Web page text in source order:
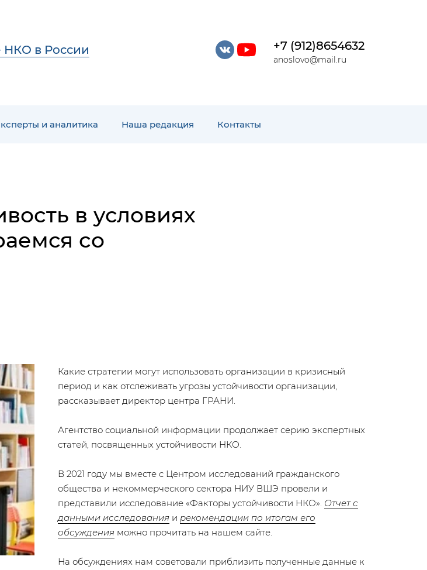
НКО в России +7 (912)8654632
anoslovo@mail.ru
и аналитика Наша редакция Контакты
в условиях
со
Какие стратегии могут использовать организации в кризисный
период и как отслеживать угрозы устойчивости организации,
рассказывает директор центра ГРАНИ.
Агентство социальной информации продолжает серию экспертных
статей, посвященных устойчивости НКО.
В 2021 году мы вместе с Центром исследований гражданского
общества и некоммерческого сектора НИУ ВШЭ провели и
представили исследование «Факторы устойчивости НКО». Отчет с
данными исследования и рекомендации по итогам его
обсуждения можно прочитать на нашем сайте.
На обсуждениях нам советовали приблизить полученные данные к